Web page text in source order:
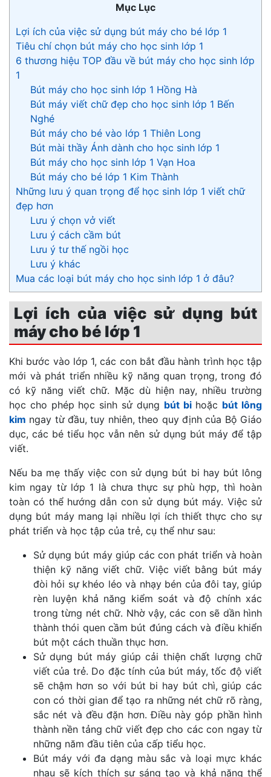
Mục Lục
Lợi ích của việc sử dụng bút máy cho bé lớp 1
Tiêu chí chọn bút máy cho học sinh lớp 1
6 thương hiệu TOP đầu về bút máy cho học sinh lớp
1
Bút máy cho học sinh lớp 1 Hồng Hà
Bút máy viết chữ đẹp cho học sinh lớp 1 Bến
Nghé
Bút máy cho bé vào lớp 1 Thiên Long
Bút mài thầy Ánh dành cho học sinh lớp 1
Bút máy cho học sinh lớp 1 Vạn Hoa
Bút máy cho bé lớp 1 Kim Thành
Những lưu ý quan trọng để học sinh lớp 1 viết chữ
đẹp hơn
Lưu ý chọn vở viết
Lưu ý cách cầm bút
Lưu ý tư thế ngồi học
Lưu ý khác
Mua các loại bút máy cho học sinh lớp 1 ở đâu?
Lợi ích của việc sử dụng bút
máy cho bé lớp 1
Khi bước vào lớp 1, các con bắt đầu hành trình học tập
mới và phát triển nhiều kỹ năng quan trọng, trong đó
có kỹ năng viết chữ. Mặc dù hiện nay, nhiều trường
học cho phép học sinh sử dụng bút bihoặc bút lông
kim ngay từ đầu, tuy nhiên, theo quy định của Bộ Giáo
dục, các bé tiểu học vẫn nên sử dụng bút máy để tập
viết.
Nếu ba mẹ thấy việc con sử dụng bút bi hay bút lông
kim ngay từ lớp 1 là chưa thực sự phù hợp, thì hoàn
toàn có thể hướng dẫn con sử dụng bút máy. Việc sử
dụng bút máy mang lại nhiều lợi ích thiết thực cho sự
phát triển và học tập của trẻ, cụ thể như sau:
Sử dụng bút máy giúp các con phát triển và hoàn
thiện kỹ năng viết chữ. Việc viết bằng bút máy
đòi hỏi sự khéo léo và nhạy bén của đôi tay, giúp
rèn luyện khả năng kiểm soát và độ chính xác
trong từng nét chữ. Nhờ vậy, các con sẽ dần hình
thành thói quen cầm bút đúng cách và điều khiển
bút một cách thuần thục hơn.
Sử dụng bút máy giúp cải thiện chất lượng chữ
viết của trẻ. Do đặc tính của bút máy, tốc độ viết
sẽ chậm hơn so với bút bi hay bút chì, giúp các
con có thời gian để tạo ra những nét chữ rõ ràng,
sắc nét và đều đặn hơn. Điều này góp phần hình
thành nền tảng chữ viết đẹp cho các con ngay từ
những năm đầu tiên của cấp tiểu học.
Bút máy với đa dạng màu sắc và loại mực khác
nhau sẽ kích thích sự sáng tạo và khả năng thể